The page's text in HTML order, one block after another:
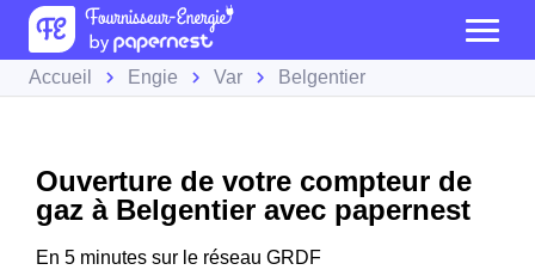
Accueil Engie Var Belgentier